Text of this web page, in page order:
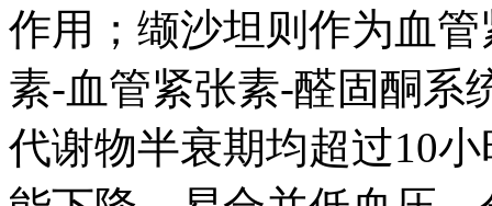
作用；缬沙坦则作为血
素-血管紧张素-醛固酮系
代谢物半衰期均超过10